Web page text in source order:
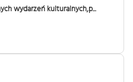
wydarzeń kulturalnych,p...